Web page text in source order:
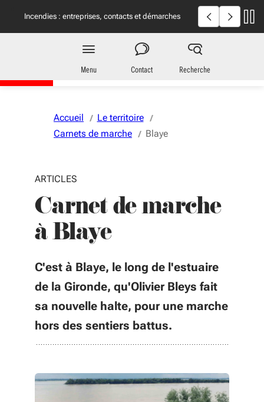
Incendies :
Région
Nouvelle-Aquitaine
Menu Contact Recherche
Accueil
Le territoire
Carnets de marche
Blaye
ARTICLES
Carnet de marche
à Blaye
C'est à Blaye, le long de l'estuaire
de la Gironde, qu'Olivier Bleys fait
sa nouvelle halte, pour une marche
hors des sentiers battus.